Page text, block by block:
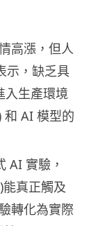
高漲，但人
示，缺乏具
入生產環境
和 AI 模型的
AI 實驗，
真正觸及
轉化為實際